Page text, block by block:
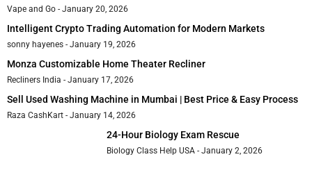
Vape and Go January 20, 2026
Intelligent Crypto Trading Automation for Modern Markets
sonny hayenes January 19, 2026
Monza Customizable Home Theater Recliner
Recliners India January 17, 2026
Sell Used Washing Machine in Mumbai | Best Price & Easy Process
Raza CashKart January 14, 2026
24-Hour Biology Exam Rescue
Biology Class Help USA January 2, 2026